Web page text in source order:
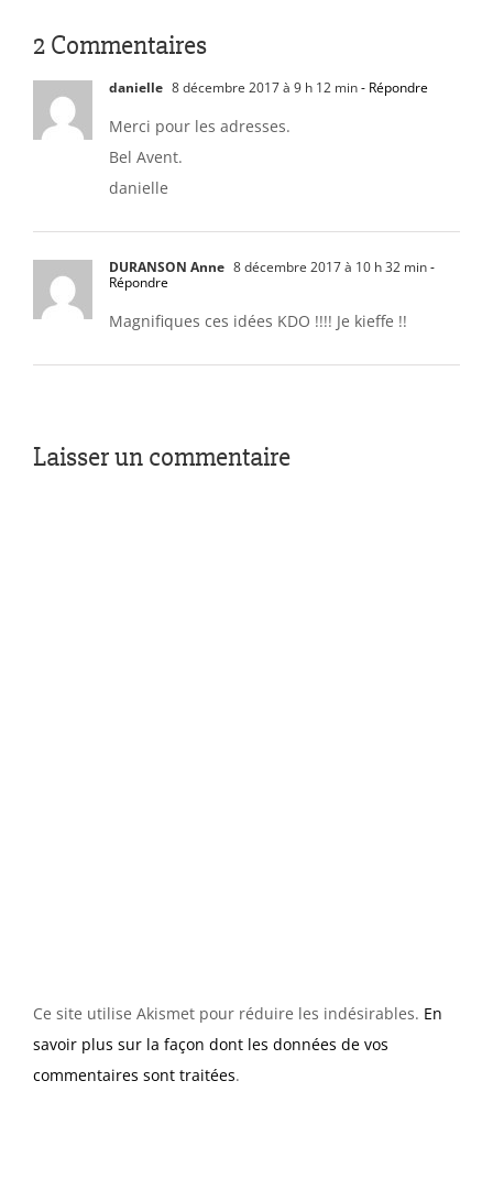
2 Commentaires
danielle 8 décembre 2017 à 9 h 12 min- Répondre
Merci pour les adresses.
Bel Avent.
danielle
DURANSON Anne 8 décembre 2017 à 10 h 32 min-
Répondre
Magnifiques ces idées KDO !!!! Je kieffe !!
Laisser un commentaire
Ce site utilise Akismet pour réduire les indésirables. En
savoir plus sur la façon dont les données de vos
commentaires sont traitées.